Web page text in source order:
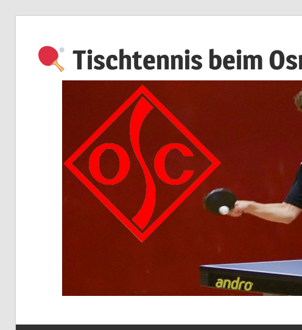
springen
Tischtennis beim